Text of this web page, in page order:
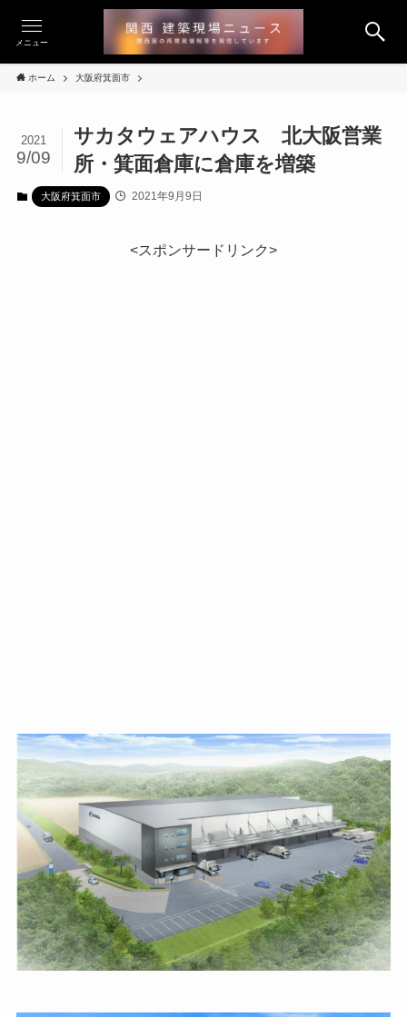
メニュー
ホーム 大阪府箕面市
サカタウェアハウス 北大阪営業
所・箕面倉庫に倉庫を増築
2021
9/09
大阪府箕面市 2021年9月9日
<スポンサードリンク>